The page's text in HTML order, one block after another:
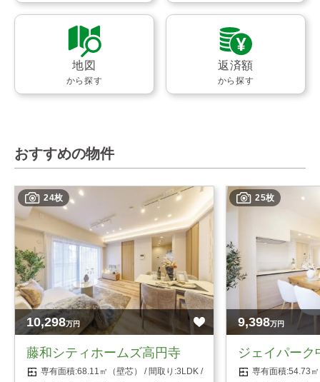
地図
から探す
返済額
から探す
おすすめの物件
24枚
10,298万円
藤和シティホームズ高円寺
68.11㎡（壁芯）
3LDK
25枚
9,398万円
ジェイパー
54.73